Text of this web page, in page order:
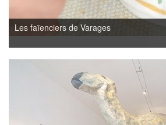
Les faïenciers de Varages